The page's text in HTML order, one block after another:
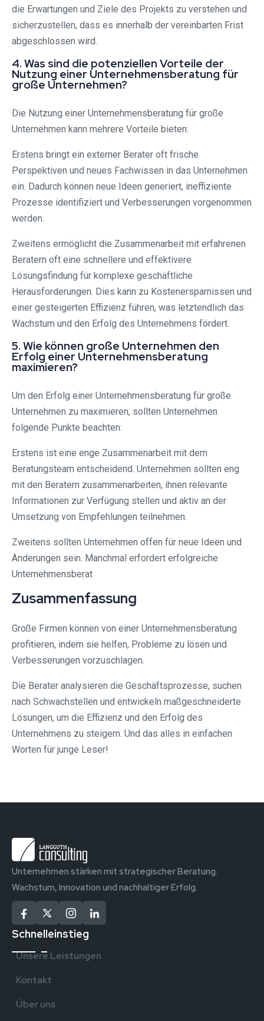
die Erwartungen und Ziele des Projekts zu verstehen und
sicherzustellen, dass es innerhalb der vereinbarten Frist
abgeschlossen wird.
4. Was sind die potenziellen Vorteile der
Nutzung einer Unternehmensberatung für
große Unternehmen?
Die Nutzung einer Unternehmensberatung für große
Unternehmen kann mehrere Vorteile bieten:
Erstens bringt ein externer Berater oft frische
Perspektiven und neues Fachwissen in das Unternehmen
ein. Dadurch können neue Ideen generiert, ineffiziente
Prozesse identifiziert und Verbesserungen vorgenommen
werden.
Zweitens ermöglicht die Zusammenarbeit mit erfahrenen
Beratern oft eine schnellere und effektivere
Lösungsfindung für komplexe geschäftliche
Herausforderungen. Dies kann zu Kostenersparnissen und
einer gesteigerten Effizienz führen, was letztendlich das
Wachstum und den Erfolg des Unternehmens fördert.
5. Wie können große Unternehmen den
Erfolg einer Unternehmensberatung
maximieren?
Um den Erfolg einer Unternehmensberatung für große
Unternehmen zu maximieren, sollten Unternehmen
folgende Punkte beachten:
Erstens ist eine enge Zusammenarbeit mit dem
Beratungsteam entscheidend. Unternehmen sollten eng
mit den Beratern zusammenarbeiten, ihnen relevante
Informationen zur Verfügung stellen und aktiv an der
Umsetzung von Empfehlungen teilnehmen.
Zweitens sollten Unternehmen offen für neue Ideen und
Änderungen sein. Manchmal erfordert erfolgreiche
Unternehmensberat
Zusammenfassung
Große Firmen können von einer Unternehmensberatung
profitieren, indem sie helfen, Probleme zu lösen und
Verbesserungen vorzuschlagen.
Die Berater analysieren die Geschäftsprozesse, suchen
nach Schwachstellen und entwickeln maßgeschneiderte
Lösungen, um die Effizienz und den Erfolg des
Unternehmens zu steigern. Und das alles in einfachen
Worten für junge Leser!
Unternehmen stärken mit strategischer Beratung.
Wachstum, Innovation und nachhaltiger Erfolg.
Schnelleinstieg
Unsere Leistungen
Kontakt
Über uns